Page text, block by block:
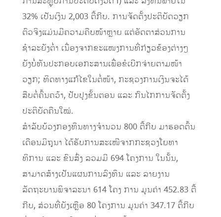
32% ເປັນເງິນ 2,003 ຕື້ກີບ. ການຈັດຕັ້ງປະຕິບັດວຽກ
ຕົວຈິງແມ່ນມີຄວາມຄືບໜ້າຫຼາຍ ແຕ່ອັດຕາສ່ວນການ
ຊຳລະຍັງຕໍ່າ ເນື່ອງຈາກຂະແໜງການທີ່ກ່ຽວຂ້ອງຕ່າງໆ
ຍັງບໍ່ທັນປະກອບເອກະສານເພື່ອຂໍເບີກຈ່າຍຕາມໜ້າ
ວຽກ; ທິດທາງແກ້ໄຂໃນຕໍ່ໜ້າ, ກະຊວງການເງິນຈະໄດ້
ສືບຕໍ່ຄົ້ນຄວ້າ, ປັບປຸງຂັ້ນຕອນ ແລະ ກົນໄກການຈັດຕັ້ງ
ປະຕິບັດຄືນໃໝ່.
ສໍາລັບບ້ວງກອງທຶນທາງຈຳນວນ 800 ຕື້ກີບ ມາຮອດຕົ້ນ
ເດືອນມິຖຸນາ ໄດ້ຮັບການສະເໜີຈາກກະຊວງໂຍທາ
ທິການ ແລະ ຂົນສົ່ງ ລວມມີ 694 ໂຄງການ ໃນນັ້ນ,
ສາມາດສ້າງເປັນແຜນການລົງທຶນ ແລະ ລາຍງານ
ລັດຖະບານພິຈາລະນາ 614 ໂຄງ ການ ມູນຄ່າ 452.83 ຕື້
ກີບ, ສ່ວນທີ່ຍັງເຫຼືອ 80 ໂຄງການ ມູນຄ່າ 347.17 ຕື້ກີບ